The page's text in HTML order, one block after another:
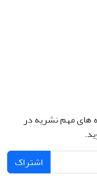
های مهم نشریه در
اشتراک